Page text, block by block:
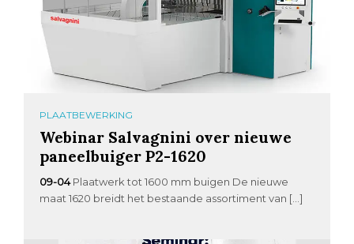
PLAATBEWERKING
Webinar Salvagnini over nieuwe
paneelbuiger P2-1620
09-04 Plaatwerk tot 1600 mm buigen De nieuwe
maat 1620 breidt het bestaande assortiment van […]